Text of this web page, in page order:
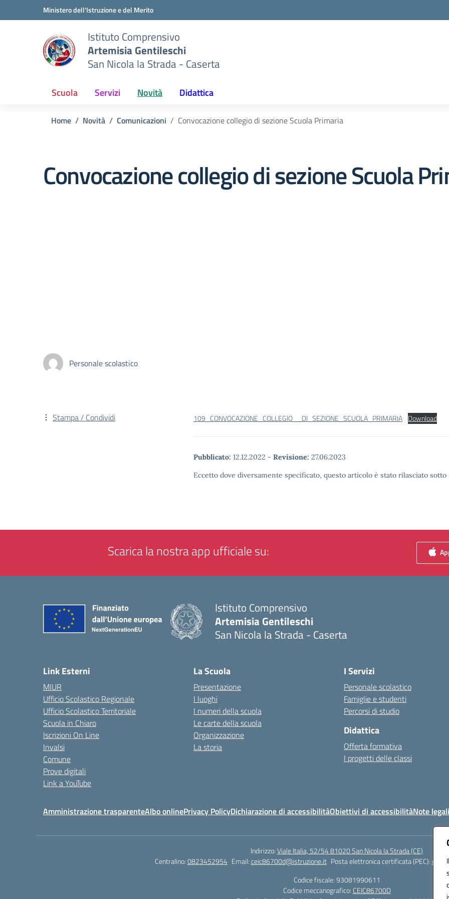
Vai ai contenuti
Vai al menu di navigazioneMinistero dell'Istruzione e del Merito
Istituto Comprensivo
Artemisia Gentileschi
San Nicola la Strada - Caserta
Scuola Servizi Novità Didattica
Home Novità Comunicazioni Convocazione collegio di sezione Scuola Primaria
Convocazione collegio di sezione Scuola
Personale scolastico
109_CONVOCAZIONE_COLLEGIO__DI_SEZIONE_SCUOLA_PRIMARIA Download
Pubblicato: 12.12.2022 - Revisione: 27.06.2023
Eccetto dove diversamente specificato, questo articolo è stato rilasciato
Stampa / Condividi
Scarica la nostra app ufficiale su:
Istituto Comprensivo
Artemisia Gentileschi
San Nicola la Strada - Caserta
Link Esterni
MIUR
Ufficio Scolastico Regionale
Ufficio Scolastico Territoriale
Scuola in Chiaro
Iscrizioni On Line
Invalsi
Comune
Prove digitali
Link a YouTube
La Scuola
Presentazione
I luoghi
I numeri della scuola
Le carte della scuola
Organizzazione
La storia
I Servizi
Personale scolastico
Famiglie e studenti
Percorsi di studio
Didattica
Offerta formativa
I progetti delle classi
Amministrazione trasparenteAlbo onlinePrivacy PolicyDichiarazione di accessibilitàObiettivi di accessibilitàNote legali
Indirizzo:Viale Italia, 52/54 81020 San Nicola la Strada (CE)
Centralino:0823452954 Email:ceic86700d@istruzione.it Posta elettronica certificata (PEC):
Codice fiscale: 93081990611
Codice meccanografico: CEIC86700D